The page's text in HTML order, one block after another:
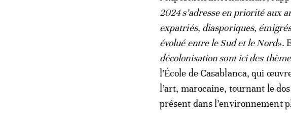
2024 s’adresse en priorité aux
expatriés, diasporiques,
évolué entre le Sud et le Nord».
décolonisation sont ici des
l’École de Casablanca, qui
l’art, marocaine, tournant le
présent dans l’environnement